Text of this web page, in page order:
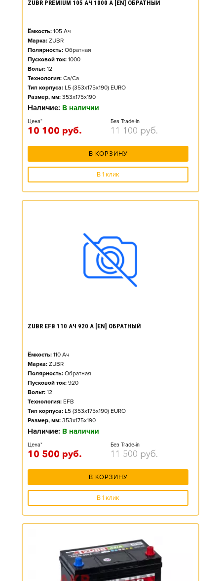
ZUBR PREMIUM 105 АЧ 1000 А [EN] ОБРАТНЫЙ
Ёмкость: 105 Ач
Марка: ZUBR
Полярность: Обратная
Пусковой ток: 1000
Вольт: 12
Технология: Ca/Ca
Тип корпуса: L5 (353x175x190) EURO
Размер, мм: 353x175x190
Наличие: В наличии
Цена*
10 100 руб.
Без Trade-in
11 100 руб.
В КОРЗИНУ
В 1 клик
ZUBR EFB 110 АЧ 920 А [EN] ОБРАТНЫЙ
Ёмкость: 110 Ач
Марка: ZUBR
Полярность: Обратная
Пусковой ток: 920
Вольт: 12
Технология: EFB
Тип корпуса: L5 (353x175x190) EURO
Размер, мм: 353x175x190
Наличие: В наличии
Цена*
10 500 руб.
Без Trade-in
11 500 руб.
В КОРЗИНУ
В 1 клик